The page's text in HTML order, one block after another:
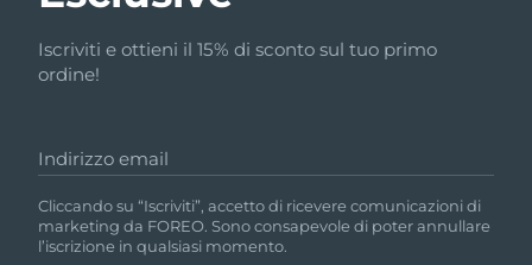
Iscriviti e ottieni il 15% di sconto sul tuo primo
ordine!
Indirizzo email
Cliccando su “Iscriviti”, accetto di ricevere comunicazioni di
marketing da FOREO. Sono consapevole di poter annullare
l’iscrizione in qualsiasi momento.